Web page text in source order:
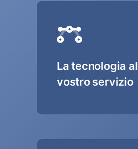
La tecnologia al
vostro servizio